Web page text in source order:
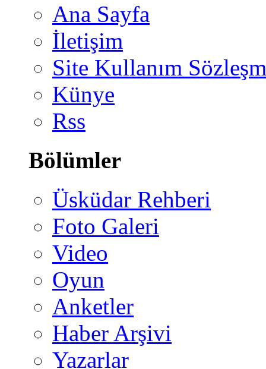
Ana Sayfa
İletişim
Site Kullanım
Künye
Rss
Bölümler
Üsküdar Rehberi
Foto Galeri
Video
Oyun
Anketler
Haber Arşivi
Yazarlar